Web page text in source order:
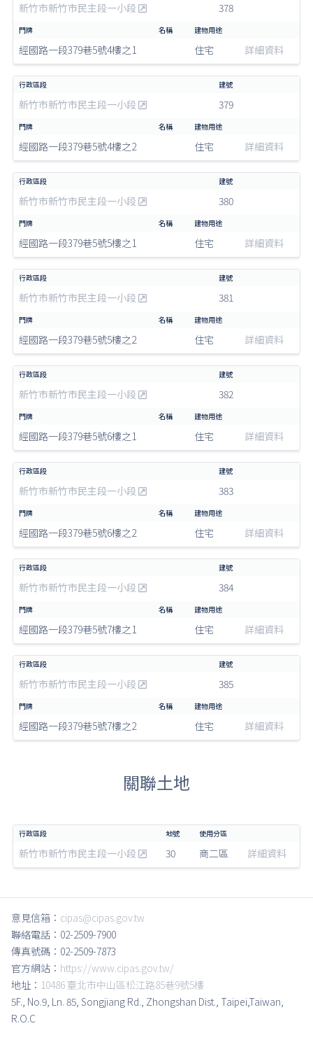
新竹市新竹市民主段一小段 378
經國路一段379巷5號4樓之1 住宅 詳細資料
新竹市新竹市民主段一小段 379
經國路一段379巷5號4樓之2 住宅 詳細資料
新竹市新竹市民主段一小段 380
經國路一段379巷5號5樓之1 住宅 詳細資料
新竹市新竹市民主段一小段 381
經國路一段379巷5號5樓之2 住宅 詳細資料
新竹市新竹市民主段一小段 382
經國路一段379巷5號6樓之1 住宅 詳細資料
新竹市新竹市民主段一小段 383
經國路一段379巷5號6樓之2 住宅 詳細資料
新竹市新竹市民主段一小段 384
經國路一段379巷5號7樓之1 住宅 詳細資料
新竹市新竹市民主段一小段 385
經國路一段379巷5號7樓之2 住宅 詳細資料
關聯土地
新竹市新竹市民主段一小段 30 商二區 詳細資料
意見信箱： cipas@cipas.gov.tw
聯絡電話：02-2509-7900
傳真號碼：02-2509-7873
官方網站： https://www.cipas.gov.tw/
地址： 10486 臺北市中山區松江路85巷9號5樓
5F., No.9, Ln. 85, Songjiang Rd., Zhongshan Dist., Taipei,Taiwan,
R.O.C